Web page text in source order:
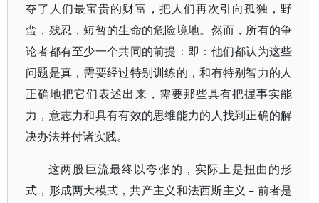
夺了人们最宝贵的财富，把人们再次引向孤独，野
蛮，残忍，短暂的生命的危险境地。然而，所有的争
论者都有至少一个共同的前提：即：他们都认为这些
问题是真，需要经过特别训练的，和有特别智力的人
正确地把它们表述出来，需要那些具有把握事实能
力，意志力和具有有效的思维能力的人找到正确的解
决办法并付诸实践。
这两股巨流最终以夸张的，实际上是扭曲的形
式，形成两大模式，共产主义和法西斯主义 – 前者是